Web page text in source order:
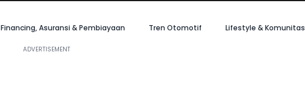
Financing, Asuransi & Pembiayaan Tren Otomotif Lifestyle & Komunitas